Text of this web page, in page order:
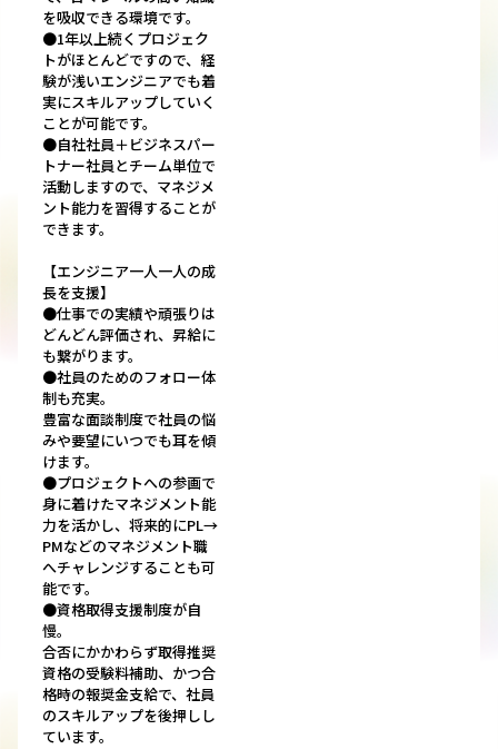
を吸収できる環境です。
●1年以上続くプロジェク
トがほとんどですので、経
験が浅いエンジニアでも着
実にスキルアップしていく
ことが可能です。
●自社社員＋ビジネスパー
トナー社員とチーム単位で
活動しますので、マネジメ
ント能力を習得することが
できます。
【エンジニア一人一人の成
長を支援】
●仕事での実績や頑張りは
どんどん評価され、昇給に
も繋がります。
●社員のためのフォロー体
制も充実。
豊富な面談制度で社員の悩
みや要望にいつでも耳を傾
けます。
●プロジェクトへの参画で
身に着けたマネジメント能
力を活かし、将来的にPL→
PMなどのマネジメント職
へチャレンジすることも可
能です。
●資格取得支援制度が自
慢。
合否にかかわらず取得推奨
資格の受験料補助、かつ合
格時の報奨金支給で、社員
のスキルアップを後押しし
ています。